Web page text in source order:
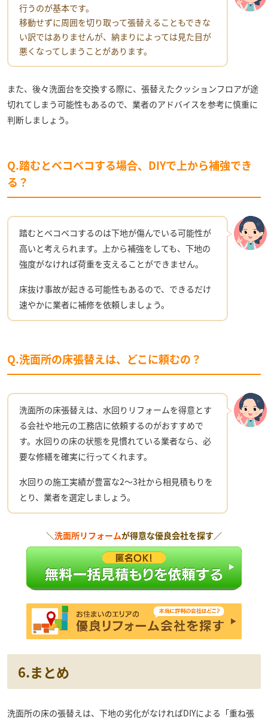
行うのが基本です。
移動せずに周囲を切り取って張替えることもできな
い訳ではありませんが、納まりによっては見た目が
悪くなってしまうことがあります。
また、後々洗面台を交換する際に、張替えたクッションフロアが途
切れてしまう可能性もあるので、業者のアドバイスを参考に慎重に
判断しましょう。
Q.踏むとベコベコする場合、DIYで上から補強でき
る？
踏むとベコベコするのは下地が傷んでいる可能性が
高いと考えられます。上から補強をしても、下地の
強度がなければ荷重を支えることができません。
床抜け事故が起きる可能性もあるので、できるだけ
速やかに業者に補修を依頼しましょう。
Q.洗面所の床張替えは、どこに頼むの？
洗面所の床張替えは、水回りリフォームを得意とす
る会社や地元の工務店に依頼するのがおすすめで
す。水回りの床の状態を見慣れている業者なら、必
要な修繕を確実に行ってくれます。
水回りの施工実績が豊富な2〜3社から相見積もりを
とり、業者を選定しましょう。
＼洗面所リフォームが得意な優良会社を探す／
6.まとめ
洗面所の床の張替えは、下地の劣化がなければDIYによる「重ね張